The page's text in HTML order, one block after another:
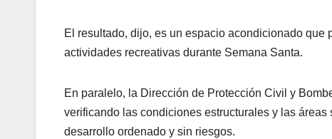
El resultado, dijo, es un espacio acondicionado
actividades recreativas durante Semana Santa.
En paralelo, la Dirección de Protección Civil y
verificando las condiciones estructurales y las
desarrollo ordenado y sin riesgos.